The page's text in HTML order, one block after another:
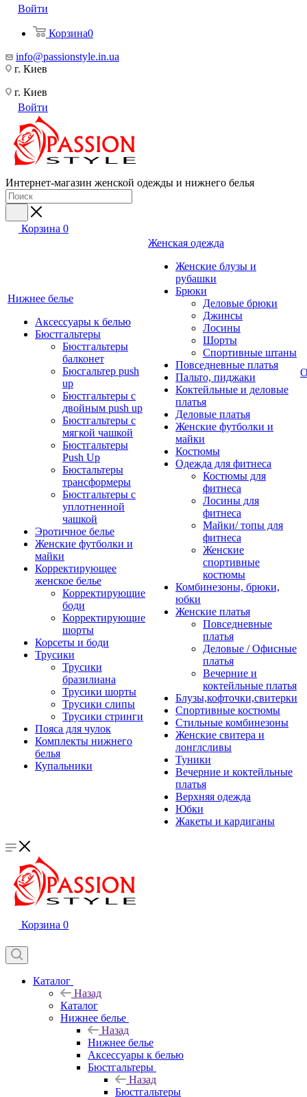
Войти
Корзина0
info@passionstyle.in.ua
г. Киев
г. Киев
Войти
Интернет-магазин женской одежды и нижнего белья
Корзина 0
Нижнее белье
Аксессуары к белью
Бюстгальтеры
Бюстгальтеры
балконет
Бюсгальтер push
up
Бюстгальтеры с
двойным push up
Бюстгальтеры с
мягкой чашкой
Бюстгальтеры
Push Up
Бюстальтеры
трансформеры
Бюстгальтеры с
уплотненной
чашкой
Эротичное белье
Женские футболки и
майки
Корректирующее
женское белье
Корректирующие
боди
Корректирующие
шорты
Корсеты и боди
Трусики
Трусики
бразилиана
Трусики шорты
Трусики слипы
Трусики стринги
Пояса для чулок
Комплекты нижнего
белья
Купальники
Женская одежда
Женские блузы и
рубашки
Брюки
Деловые брюки
Джинсы
Лосины
Шорты
Спортивные штаны
Повседневные платья
Пальто, пиджаки
Коктейльные и деловые
платья
Деловые платья
Женские футболки и
майки
Костюмы
Одежда для фитнеса
Костюмы для
фитнеса
Лосины для
фитнеса
Майки/ топы для
фитнеса
Женские
спортивные
костюмы
Комбинезоны, брюки,
юбки
Женские платья
Повседневные
платья
Деловые / Офисные
платья
Вечерние и
коктейльные платья
Блузы,кофточки,свитерки
Спортивные костюмы
Стильные комбинезоны
Женские свитера и
лонглсливы
Туники
Вечерние и коктейльные
платья
Верхняя одежда
Юбки
Жакеты и кардиганы
Корзина 0
Каталог
Назад
Каталог
Нижнее белье
Назад
Нижнее белье
Аксессуары к белью
Бюстгальтеры
Назад
Бюстгальтеры